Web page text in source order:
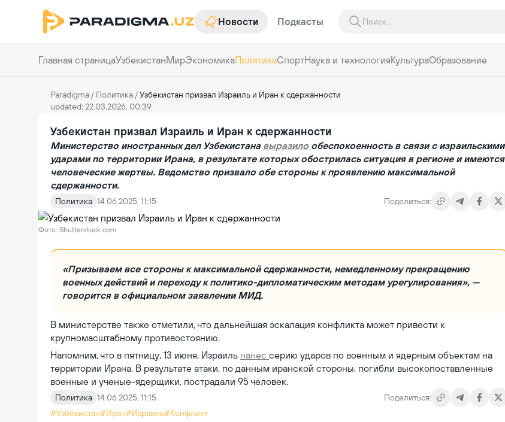
Новости Подкасты
Главная страницаУзбекистанМирЭкономикаПолитикаСпортНаука и технологияКультураОбразование
Paradigma / Политика /Узбекистан призвал Израиль и Иран к сдержанности
updated: 22.03.2026, 00:39
Узбекистан призвал Израиль и Иран к сдержанности
Министерство иностранных дел Узбекистана выразило обеспокоенность в связи с израильскими
ударами по территории Ирана, в результате которых обострилась ситуация в регионе и имеются
человеческие жертвы. Ведомство призвало обе стороны к проявлению максимальной
сдержанности.
Политика 14.06.2025, 11:15 Поделиться:
Фото: Shutterstock.com
«Призываем все стороны к максимальной сдержанности, немедленному прекращению
военных действий и переходу к политико-дипломатическим методам урегулирования», —
говорится в официальном заявлении МИД.
В министерстве также отметили, что дальнейшая эскалация конфликта может привести к
крупномасштабному противостоянию.
Напомним, что в пятницу, 13 июня, Израиль нанес серию ударов по военным и ядерным объектам на
территории Ирана. В результате атаки, по данным иранской стороны, погибли высокопоставленные
военные и ученые-ядерщики, пострадали 95 человек.
Политика 14.06.2025, 11:15
Поделиться:
#Узбекистан#Иран#Израиль#Конфликт